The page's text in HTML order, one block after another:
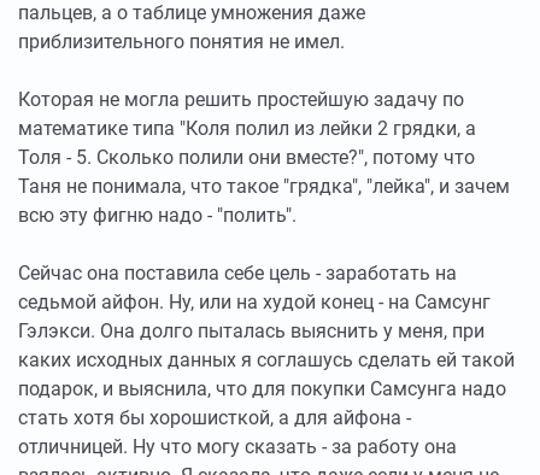
пальцев, а о таблице умножения даже
приблизительного понятия не имел.
Которая не могла решить простейшую задачу по
математике типа "Коля полил из лейки 2 грядки, а
Толя - 5. Сколько полили они вместе?", потому что
Таня не понимала, что такое "грядка", "лейка", и зачем
всю эту фигню надо - "полить".
Сейчас она поставила себе цель - заработать на
седьмой айфон. Ну, или на худой конец - на Самсунг
Гэлэкси. Она долго пыталась выяснить у меня, при
каких исходных данных я соглашусь сделать ей такой
подарок, и выяснила, что для покупки Самсунга надо
стать хотя бы хорошисткой, а для айфона -
отличницей. Ну что могу сказать - за работу она